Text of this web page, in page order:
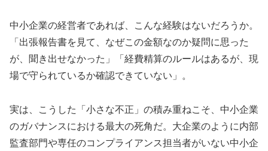
中小企業の経営者であれば、こんな経験はないだろうか。
「出張報告書を見て、なぜこの金額なのか疑問に思った
が、聞き出せなかった」「経費精算のルールはあるが、現
場で守られているか確認できていない」。
実は、こうした「小さな不正」の積み重ねこそ、中小企業
のガバナンスにおける最大の死角だ。大企業のように内部
監査部門や専任のコンプライアンス担当者がいない中小企